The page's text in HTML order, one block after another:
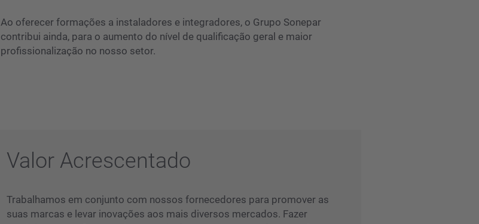
Ao oferecer formações a instaladores e integradores, o Grupo Sonepar
contribui ainda, para o aumento do nível de qualificação geral e maior
profissionalização no nosso setor.
Valor Acrescentado
Trabalhamos em conjunto com nossos fornecedores para promover as
suas marcas e levar inovações aos mais diversos mercados. Fazer